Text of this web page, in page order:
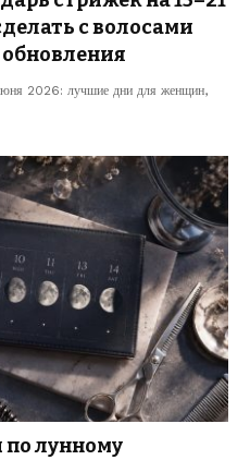
с волосами
2026: лучшие дни для женщин,
по лунному